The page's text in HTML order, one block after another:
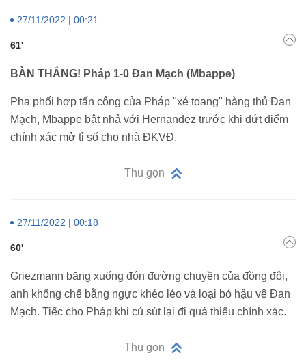
27/11/2022 | 00:21
61'
BÀN THẮNG! Pháp 1-0 Đan Mạch (Mbappe)
Pha phối hợp tấn công của Pháp "xé toang" hàng thủ Đan
Mạch, Mbappe bật nhả với Hernandez trước khi dứt điểm
chính xác mở tỉ số cho nhà ĐKVĐ.
Thu gọn
27/11/2022 | 00:18
60'
Griezmann băng xuống đón đường chuyền của đồng đội,
anh khống chế bằng ngực khéo léo và loại bỏ hậu vệ Đan
Mạch. Tiếc cho Pháp khi cú sút lại đi quá thiếu chính xác.
Thu gọn